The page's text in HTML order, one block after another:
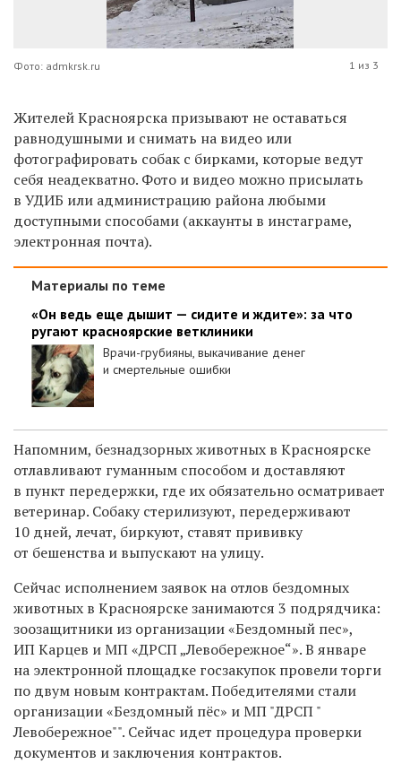
Фото: admkrsk.ru 1 из 3
Жителей Красноярска призывают не оставаться
равнодушными и снимать на видео или
фотографировать собак с бирками, которые ведут
себя неадекватно. Фото и видео можно присылать
в УДИБ или администрацию района любыми
доступными способами (аккаунты в инстаграме,
электронная почта).
Материалы по теме
«Он ведь еще дышит — сидите и ждите»: за что
ругают красноярские ветклиники
Врачи-грубияны, выкачивание денег
и смертельные ошибки
Напомним, безнадзорных животных в Красноярске
отлавливают гуманным способом и доставляют
в пункт передержки, где их обязательно осматривает
ветеринар. Собаку стерилизуют, передерживают
10 дней, лечат, биркуют, ставят прививку
от бешенства и выпускают на улицу.
Сейчас исполнением заявок на отлов бездомных
животных в Красноярске занимаются 3 подрядчика:
зоозащитники из организации «Бездомный пес»,
ИП Карцев и МП «ДРСП„Левобережное“». В январе
на электронной площадке госзакупок провели торги
по двум новым контрактам. Победителями стали
организации «Бездомный пёс» иМП "ДРСП"
Левобережное""​. Сейчас идет процедура проверки
документов и заключения контрактов.